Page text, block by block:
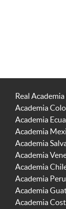
Real
Academia
Academia
Academia
Academia
Academia
Academia
Academia
Academia
Academia